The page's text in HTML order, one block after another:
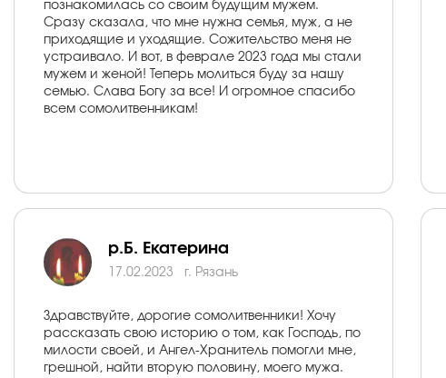
познакомилась со своим будущим мужем.
Сразу сказала, что мне нужна семья, муж, а не
приходящие и уходящие. Сожительство меня не
устраивало. И вот, в феврале 2023 года мы стали
мужем и женой! Теперь молиться буду за нашу
семью. Слава Богу за все! И огромное спасибо
всем сомолитвенникам!
р.Б. Екатерина
17.02.2023 г. Рязань
Здравствуйте, дорогие сомолитвенники! Хочу
рассказать свою историю о том, как Господь, по
милости своей, и Ангел-Хранитель помогли мне,
грешной, найти вторую половину, моего мужа.